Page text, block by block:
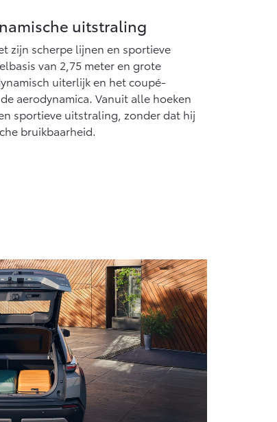
€ 55.950,-
uitstraling
zijn scherpe lijnen en sportieve
van 2,75 meter en grote
uiterlijk en het coupé-
aerodynamica. Vanuit alle hoeken
sportieve uitstraling, zonder dat hij
bruikbaarheid.